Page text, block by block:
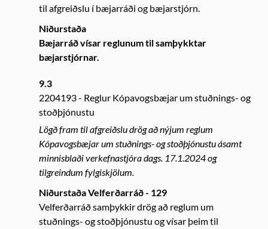
til afgreiðslu í bæjarráði og bæjarstjórn.
Niðurstaða
Bæjarráð vísar reglunum til samþykktar
bæjarstjórnar.
9.3
2204193
Reglur Kópavogsbæjar um stuðnings- og
stoðþjónustu
Lögð fram til afgreiðslu drög að nýjum reglum
Kópavogsbæjar um stuðnings- og stoðþjónustu ásamt
minnisblaði verkefnastjóra dags. 17.1.2024 og
tilgreindum fylgiskjölum.
Niðurstaða Velferðarráð - 129
Velferðarráð samþykkir drög að reglum um
stuðnings- og stoðþjónustu og vísar þeim til